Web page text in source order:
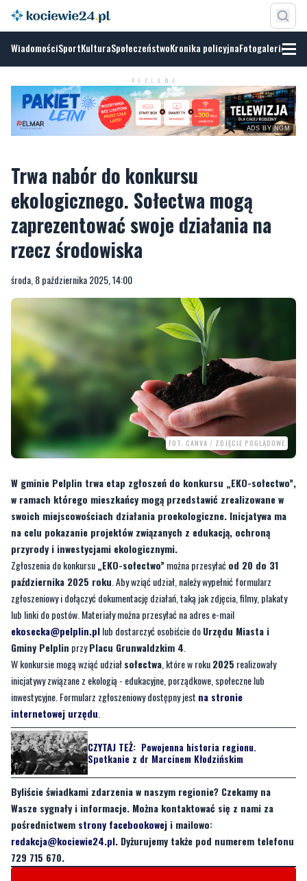
WiadomościSportKulturaSpołeczeństwoKronika policyjnaFotogalerie
REKLAMA
ADS BY NGM
Trwa nabór do konkursu
ekologicznego. Sołectwa mogą
zaprezentować swoje działania na
rzecz środowiska
środa, 8 października 2025, 14:00
FOT. CANVA / ZDJĘCIE POGLĄDOWE
W gminie Pelplin trwa etap zgłoszeń do konkursu „EKO-sołectwo”,
w ramach którego mieszkańcy mogą przedstawić zrealizowane w
swoich miejscowościach działania proekologiczne. Inicjatywa ma
na celu pokazanie projektów związanych z edukacją, ochroną
przyrody i inwestycjami ekologicznymi.
Zgłoszenia do konkursu„EKO-sołectwo”można przesyłaćod 20 do 31
października 2025 roku . Aby wziąć udział, należy wypełnić formularz
zgłoszeniowy i dołączyć dokumentację działań, taką jak zdjęcia, filmy, plakaty
lub linki do postów. Materiały można przesyłać na adres e-mail
ekosecka@pelplin.pllub dostarczyć osobiście doUrzędu Miasta i
Gminy Pelplin przyPlacu Grunwaldzkim 4
W konkursie mogą wziąć udziałsołectwa , które w roku2025 realizowały
inicjatywy związane z ekologią - edukacyjne, porządkowe, społeczne lub
inwestycyjne. Formularz zgłoszeniowy dostępny jest na stronie
internetowej urzędu
CZYTAJ TEŻ: Powojenna historia regionu.
Spotkanie z dr Marcinem Kłodzińskim
Byliście świadkami zdarzenia w naszym regionie? Czekamy na
Wasze sygnały i informacje. Można kontaktować się z nami za
pośrednictwem strony facebookowej i mailowo:
redakcja@kociewie24.pl. Dyżurujemy także pod numerem telefonu
729 715 670.